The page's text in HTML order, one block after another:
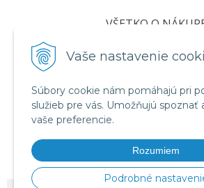
Vaše nastavenie
Súbory cookie nám pomáhajú pri
služieb pre vás. Umožňujú spoznať
vaše preferencie.
Rozumiem
Podrobné
VŠETKO O
Certifikáty
Ochrana osobných
Informácie o
Formuláre